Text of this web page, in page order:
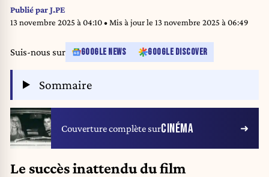
Publié parJ.PE
13 novembre 2025 à 04:10• Mis à jour le 13 novembre 2025 à 06:49
Suis-nous sur GOOGLE NEWS GOOGLE DISCOVER
Sommaire
Couverture complète surCINÉMA
Le succès inattendu du film